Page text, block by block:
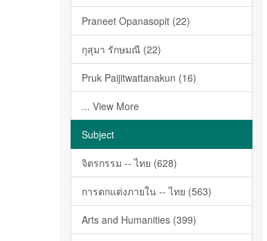
Praneet Opanasopit (22)
กุสุมา รักษมณี (22)
Pruk Paijitwattanakun (16)
... View More
Subject
จิตรกรรม -- ไทย (628)
การตกแต่งภายใน -- ไทย (563)
Arts and Humanities (399)